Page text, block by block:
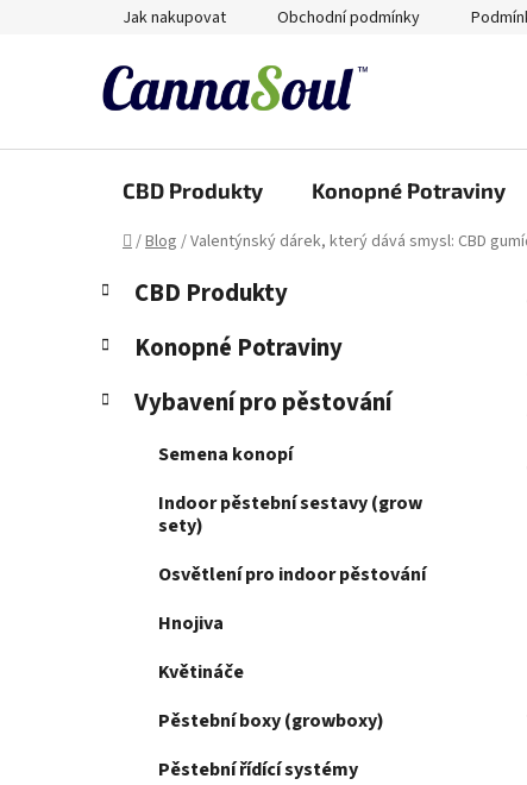
Jak nakupovat Obchodní podmínky
CBD Produkty Konopné Potraviny
Domů
/Blog /Valentýnský dárek, který dává smysl: CBD
P
s
r
Přeskočit
kategorie
K
a
e
o
CBD Produkty
Konopné Potraviny
Vybavení pro pěstování
Semena konopí
Indoor pěstební sestavy (grow
sety)
Osvětlení pro indoor pěstování
Hnojiva
Květináče
Pěstební boxy (growboxy)
Pěstební řídící systémy